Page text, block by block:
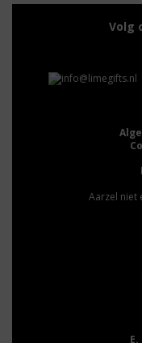
Volg
Aarzel niet
E.